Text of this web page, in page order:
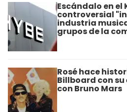
Escándalo en el
controversial
industria
grupos de la
Rosé hace
Billboard con
con Bruno Mars